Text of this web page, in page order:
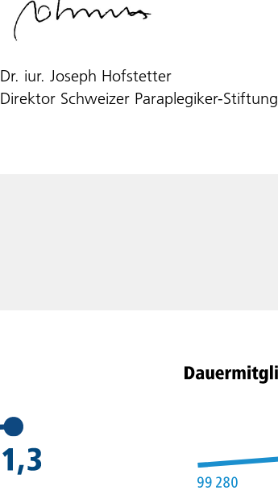
Dr. iur. Joseph Hofstetter
Direktor Schweizer Paraplegiker-Stiftung